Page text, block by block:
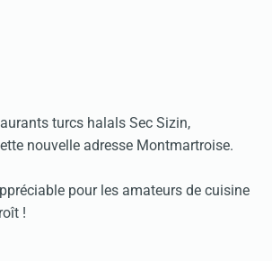
turcs halals Sec Sizin,
nouvelle adresse Montmartroise.
pour les amateurs de cuisine
!